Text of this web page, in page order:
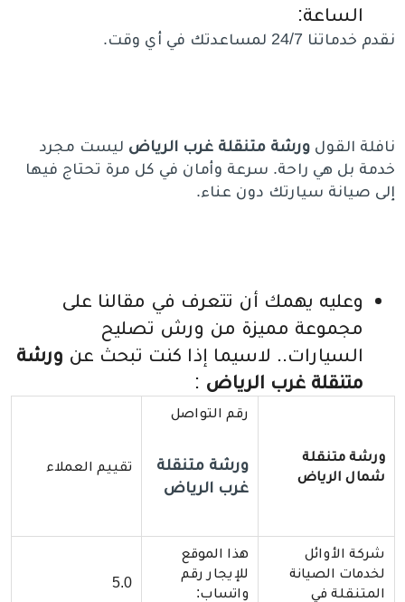
الساعة:
نقدم خدماتنا 24/7 لمساعدتك في أي وقت.
نافلة القولورشة متنقلة غرب الرياض ليست مجرد
خدمة بل هي راحة. سرعة وأمان في كل مرة تحتاج فيها
إلى صيانة سيارتك دون عناء.
وعليه يهمك أن تتعرف في مقالنا على
مجموعة مميزة من ورش تصليح
السيارات.. لاسيما إذا كنت تبحث عن ورشة
متنقلة غرب الرياض :
ورشة متنقلة
شمال الرياض
رقم التواصل
ورشة متنقلة
غرب الرياض
تقييم العملاء
شركة الأوائل
لخدمات الصيانة
المتنقلة في
هذا الموقع
للإيجار رقم
واتساب:
5.0